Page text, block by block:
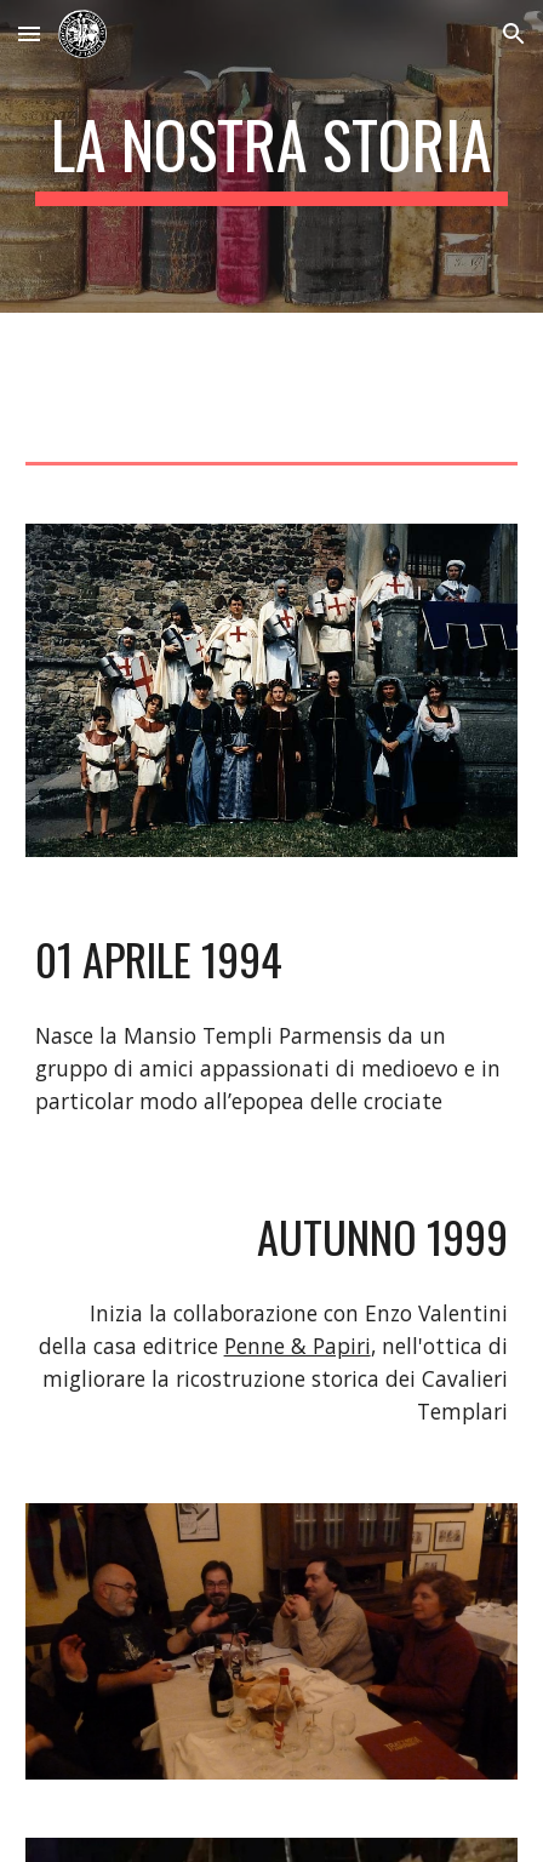
Skip to main content Skip to navigation
LA NOSTRA STORIA
01 APRILE 1994
Nasce la Mansio Templi Parmensis da un
gruppo di amici appassionati di medioevo e in
particolar modo all’epopea delle crociate
AUTUNNO 1999
Inizia la collaborazione con Enzo Valentini
della casa editrice Penne & Papiri, nell'ottica di
migliorare la ricostruzione storica dei Cavalieri
Templari